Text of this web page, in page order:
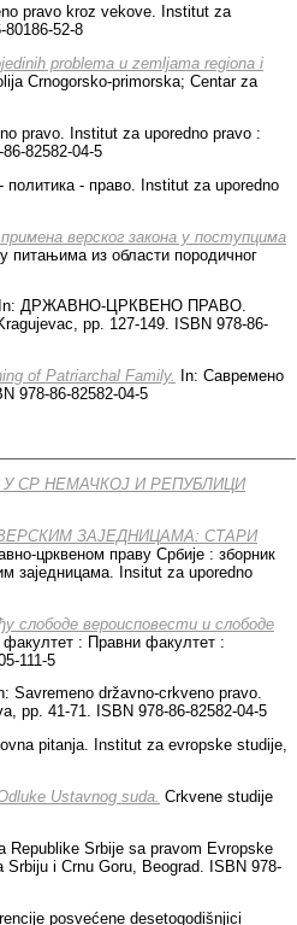
pravo kroz vekove. Institut za
52-8
problema u zemljama regiona i
Crnogorsko-primorska; Centar za
pravo. Institut za uporedno pravo :
82582-04-5
- политика - право. Institut za uporedno
верског закона у поступцима
питањима из области породичног
In: ДРЖАВНО-ЦРКВЕНО ПРАВО.
pp. 127-149. ISBN 978-86-
of Patriarchal Family.
In: Савремено
978-86-82582-04-5
СР НЕМАЧКОЈ И РЕПУБЛИЦИ
ЗАЈЕДНИЦАМА: СТАРИ
црквеном праву Србије : зборник
заједницама. Insitut za uporedno
слободе вероисповести и слободе
: Правни факултет :
111-5
Savremeno državno-crkveno pravo.
pp. 41-71. ISBN 978-86-82582-04-5
pitanja. Institut za evropske studije,
Ustavnog suda. Crkvene studije
Republike Srbije sa pravom Evropske
i Crnu Goru, Beograd. ISBN 978-
posvećene desetogodišnjici